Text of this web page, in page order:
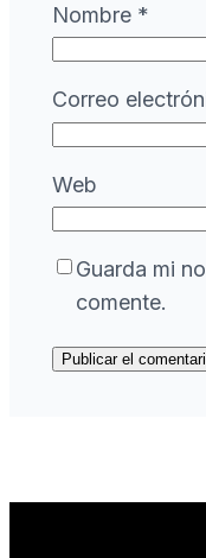
Nombre *
Correo
Web
Guarda mi
comente.